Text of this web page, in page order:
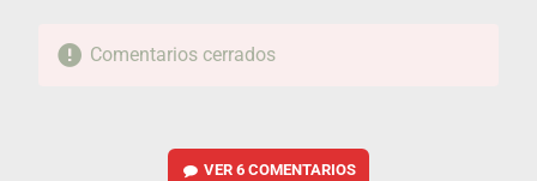
Comentarios cerrados
VER6 COMENTARIOS